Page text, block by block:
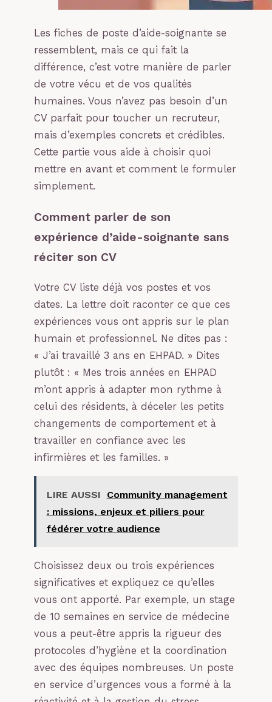
Les fiches de poste d’aide-soignante se
ressemblent, mais ce qui fait la
différence, c’est votre manière de parler
de votre vécu et de vos qualités
humaines. Vous n’avez pas besoin d’un
CV parfait pour toucher un recruteur,
mais d’exemples concrets et crédibles.
Cette partie vous aide à choisir quoi
mettre en avant et comment le formuler
simplement.
Comment parler de son
expérience d’aide-soignante sans
réciter son CV
Votre CV liste déjà vos postes et vos
dates. La lettre doit raconter ce que ces
expériences vous ont appris sur le plan
humain et professionnel. Ne dites pas :
« J’ai travaillé 3 ans en EHPAD. » Dites
plutôt : « Mes trois années en EHPAD
m’ont appris à adapter mon rythme à
celui des résidents, à déceler les petits
changements de comportement et à
travailler en confiance avec les
infirmières et les familles. »
LIRE AUSSI
Community management
: missions, enjeux et piliers pour
fédérer votre audience
Choisissez deux ou trois expériences
significatives et expliquez ce qu’elles
vous ont apporté. Par exemple, un stage
de 10 semaines en service de médecine
vous a peut-être appris la rigueur des
protocoles d’hygiène et la coordination
avec des équipes nombreuses. Un poste
en service d’urgences vous a formé à la